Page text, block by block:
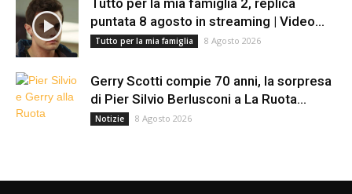
Tutto per la mia famiglia 2, replica
puntata 8 agosto in streaming | Video...
Tutto per la mia famiglia 8 Agosto 2026
Gerry Scotti compie 70 anni, la sorpresa
di Pier Silvio Berlusconi a La Ruota...
Notizie 8 Agosto 2026